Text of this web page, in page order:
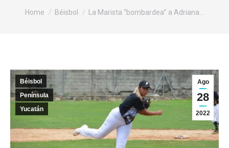
You are here:
Home Béisbol La Marista “bombardea” a Adriana…
Ago
28
2022
Béisbol
Península
Yucatán